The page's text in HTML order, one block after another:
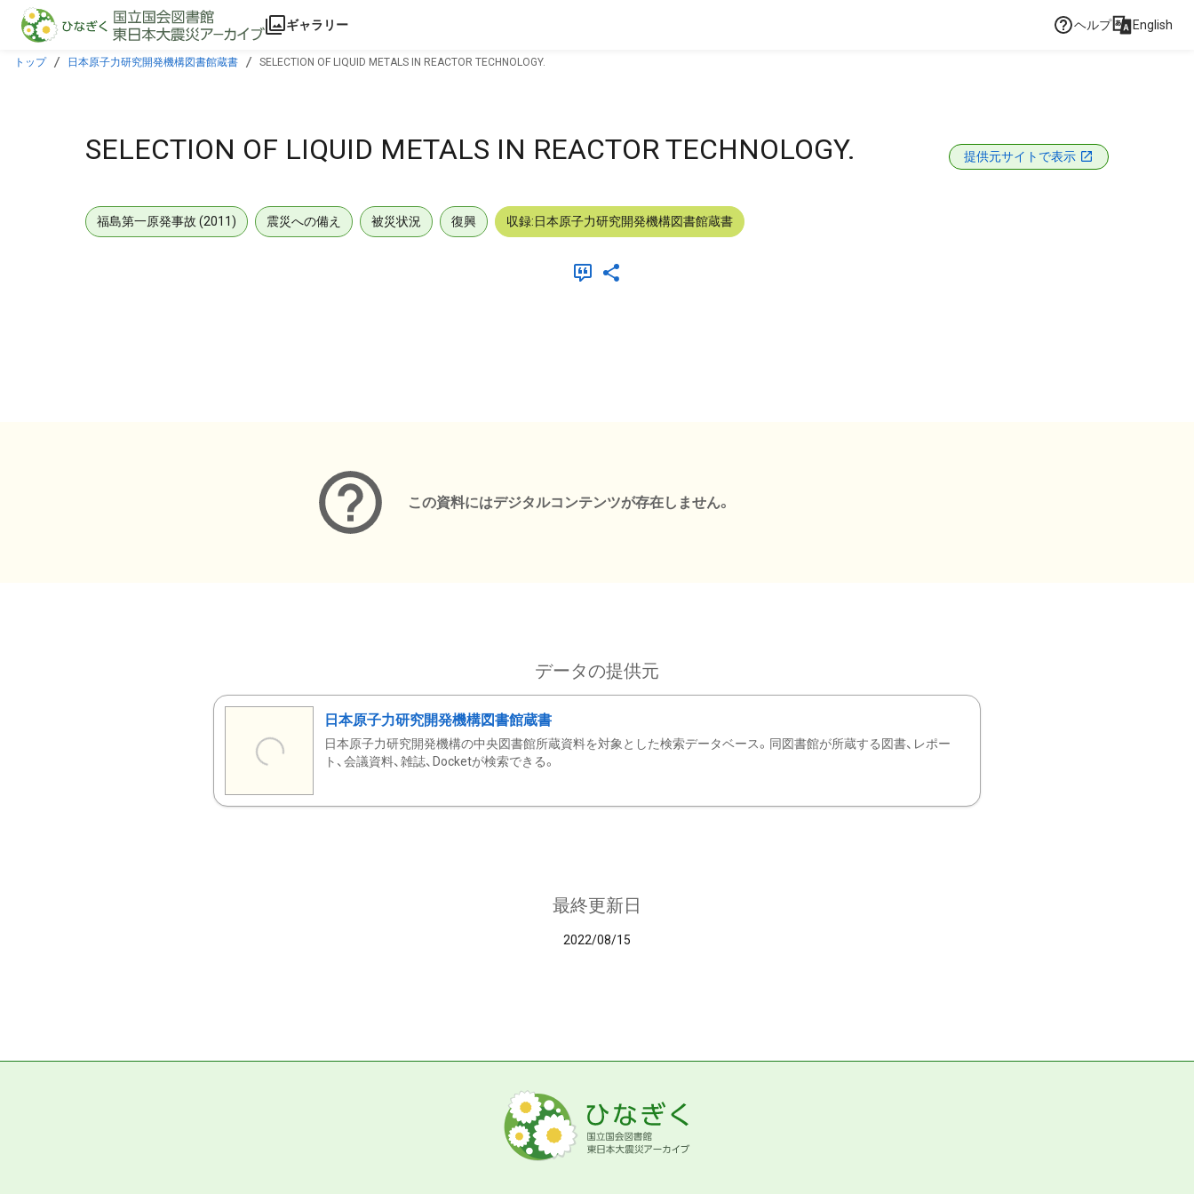
本文に飛ぶ
ギャラリー ヘルプ English
トップ 日本原子力研究開発機構図書館蔵書 SELECTION OF LIQUID METALS IN REACTOR TECHNOLOGY.
SELECTION OF LIQUID METALS IN REACTOR TECHNOLOGY. 提供元サイトで表示
福島第一原発事故 (2011) 震災への備え 被災状況 復興 収録:日本原子力研究開発機構図書館蔵書
この資料にはデジタルコンテンツが存在しません。
データの提供元
日本原子力研究開発機構図書館蔵書
日本原子力研究開発機構の中央図書館所蔵資料を対象とした検索データベース。同図書館が所蔵する図書、レポー
ト、会議資料、雑誌、Docketが検索できる。
最終更新日
2022/08/15